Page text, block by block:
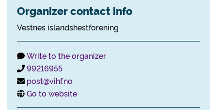
Organizer contact info
Vestnes islandshestforening
Write to the organizer
99216955
post@vihf.no
Go to website